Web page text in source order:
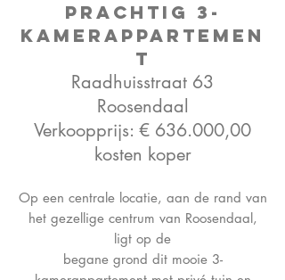
Prachtig 3-
ka merappartemen
t
Raadhuisstraat 63
Roosendaal
Verkoopprijs: € 636.000,00
kosten koper
Op een centrale locatie, aan de rand van
het gezellige centrum van Roosendaal,
ligt op de
begane grond dit mooie 3-